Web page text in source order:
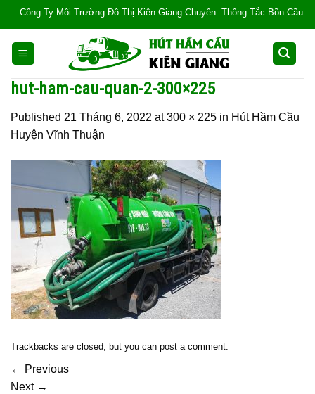
Skip
content
Công Ty Môi Trường Đô Thị Kiên Giang Chuyên: Thông Tắc Bồn Cầu,
hut-ham-cau-quan-2-300×225
Published 21 Tháng 6, 2022 at300 × 225 in Hút Hầm Cầu
Huyện Vĩnh Thuận
Trackbacks are closed, but you can post a comment.
← Previous
Next →